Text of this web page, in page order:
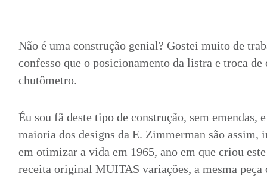
Não é uma construção genial? Gostei muito de
confesso que o posicionamento da listra e troca
chutômetro.
Éu sou fã deste tipo de construção, sem emendas,
maioria dos designs da E. Zimmerman são assim,
em otimizar a vida em 1965, ano em que criou
receita original MUITAS variações, a mesma peça